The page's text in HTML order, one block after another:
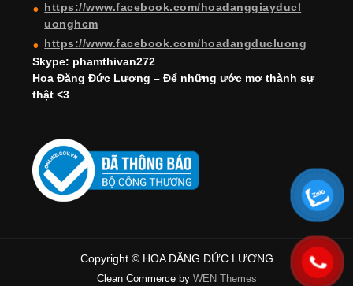
https://www.facebook.com/hoadanggiayducl
uonghcm
https://www.facebook.com/hoadangducluong
Skype: phamthivan272
Hoa Đăng Đức Lương – Để những ước mơ thành sự
thật <3
Copyright © HOA ĐĂNG ĐỨC LƯƠNG
Clean Commerce by WEN Themes